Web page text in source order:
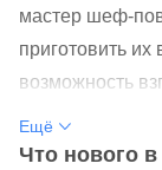
мастер шеф-
приготовить их
возможность
клиенты. Вам
Ещё
Что нового